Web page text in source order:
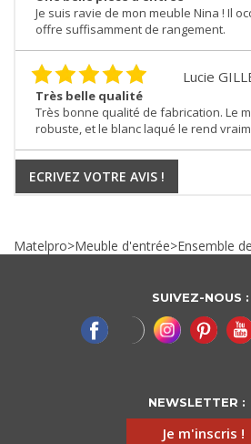
Je suis ravie de mon meuble Nina ! Il
offre suffisamment de rangement.
Lucie
Très belle qualité
Très bonne qualité de fabrication. Le
robuste, et le blanc laqué le rend
ECRIVEZ VOTRE AVIS !
Matelpro>Meuble d'entrée>Ensemble
SUIVEZ-NOUS :
NEWSLETTER :
Je m'inscris !